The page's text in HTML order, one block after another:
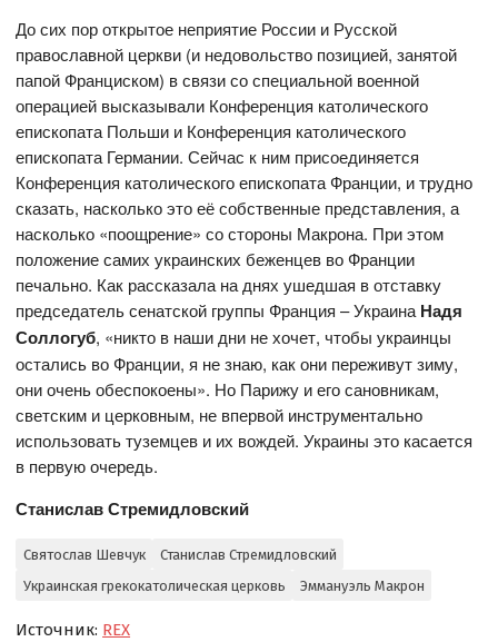
До сих пор открытое неприятие России и Русской
православной церкви (и недовольство позицией, занятой
папой Франциском) в связи со специальной военной
операцией высказывали Конференция католического
епископата Польши и Конференция католического
епископата Германии. Сейчас к ним присоединяется
Конференция католического епископата Франции, и трудно
сказать, насколько это её собственные представления, а
насколько «поощрение» со стороны Макрона. При этом
положение самих украинских беженцев во Франции
печально. Как рассказала на днях ушедшая в отставку
председатель сенатской группы Франция – Украина Надя
Соллогуб, «никто в наши дни не хочет, чтобы украинцы
остались во Франции, я не знаю, как они переживут зиму,
они очень обеспокоены». Но Парижу и его сановникам,
светским и церковным, не впервой инструментально
использовать туземцев и их вождей. Украины это касается
в первую очередь.
Станислав Стремидловский
Святослав Шевчук
Станислав Стремидловский
Украинская грекокатолическая церковь
Эммануэль Макрон
Источник: REX